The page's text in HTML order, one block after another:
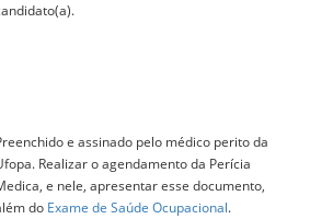
e assinado pelo médico perito da
Realizar o agendamento da Perícia
e nele, apresentar esse documento,
do Exame de Saúde Ocupacional.